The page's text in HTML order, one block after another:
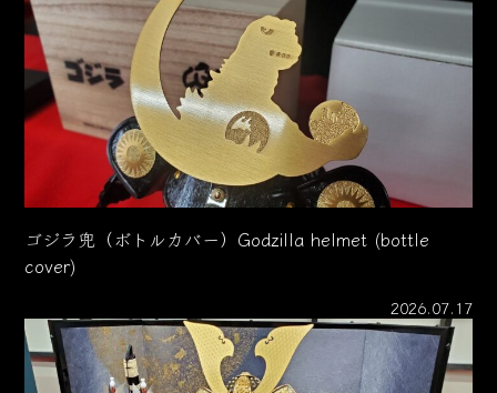
ゴジラ兜（ボトルカバー）Godzilla helmet (bottle
cover)
2026.07.17